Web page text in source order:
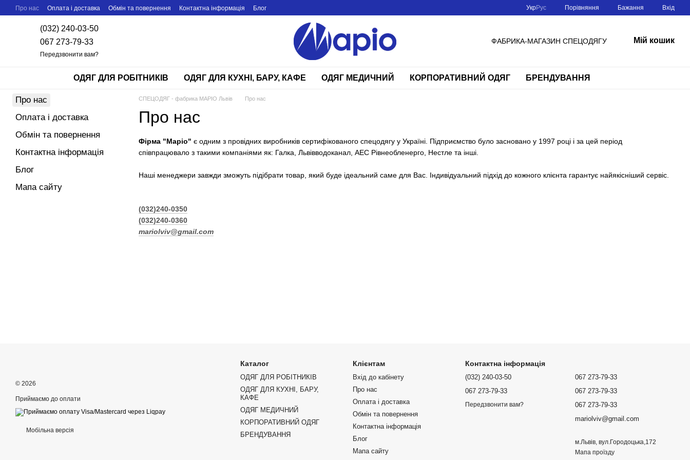
Перейти до основного контенту
Про нас Оплата і доставка Обмін та повернення Контактна інформація Блог УкрРус Порівняння Бажання Вхід
(032) 240-03-50
067 273-79-33
Передзвонити вам?
ФАБРИКА-МАГАЗИН СПЕЦОДЯГУ Мій кошик
ОДЯГ ДЛЯ РОБІТНИКІВ ОДЯГ ДЛЯ КУХНІ, БАРУ, КАФЕ ОДЯГ МЕДИЧНИЙ КОРПОРАТИВНИЙ ОДЯГ БРЕНДУВАННЯ
СПЕЦОДЯГ - фабрика МАРІО Львів Про нас
Про нас
Фірма "Маріо" є одним з провідних виробників сертифікованого спецодягу у Україні. Підприємство було засновано у 1997 році і за цей період
співпрацювало з такими компаніями як: Галка, Львівводоканал, АЕС Рівнеобленерго, Нестле та інші.
Наші менеджери завжди зможуть підібрати товар, який буде ідеальний саме для Вас. Індивідуальний підхід до кожного клієнта гарантує найякісніший сервіс.
(032)240-0350
(032)240-0360
mariolviv@gmail.com
Про нас
Оплата і доставка
Обмін та повернення
Контактна інформація
Блог
Мапа сайту
© 2026
Приймаємо до оплати
Мобільна версія
Каталог
ОДЯГ ДЛЯ РОБІТНИКІВ
ОДЯГ ДЛЯ КУХНІ, БАРУ,
КАФЕ
ОДЯГ МЕДИЧНИЙ
КОРПОРАТИВНИЙ ОДЯГ
БРЕНДУВАННЯ
Клієнтам
Вхід до кабінету
Про нас
Оплата і доставка
Обмін та повернення
Контактна інформація
Блог
Мапа сайту
Контактна інформація
(032) 240-03-50
067 273-79-33
Передзвонити вам?
067 273-79-33
067 273-79-33
067 273-79-33
mariolviv@gmail.com
м.Львів, вул.Городоцька,172
Мапа проїзду